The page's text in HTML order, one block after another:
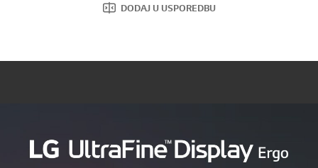
DODAJ U USPOREDBU